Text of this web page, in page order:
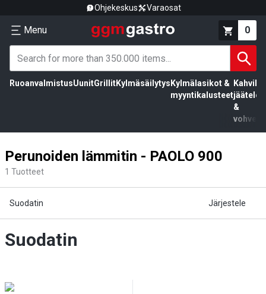
Ohjekeskus Varaosat
Menu 0
RuoanvalmistusUunitGrillitKylmäsäilytys Kylmälasikot &
myyntikalusteet
Kahvila,
jäätelö
&
vohvelit
Perunoiden lämmitin - PAOLO 900
1 Tuotteet
Suodatin Järjestele
Suodatin